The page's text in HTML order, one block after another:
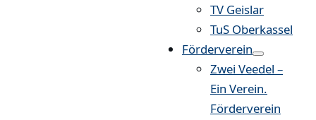
TV Geislar
TuS Oberkassel
Förderverein
Zwei Veedel –
Ein Verein.
Förderverein